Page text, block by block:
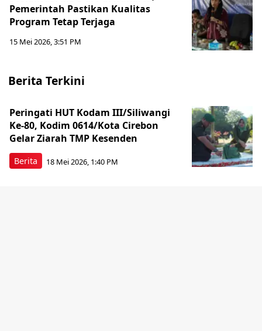
Pemerintah Pastikan Kualitas
Program Tetap Terjaga
15 Mei 2026, 3:51 PM
Berita Terkini
Berita
Peringati HUT Kodam III/Siliwangi
Ke-80, Kodim 0614/Kota Cirebon
Gelar Ziarah TMP Kesenden
18 Mei 2026, 1:40 PM